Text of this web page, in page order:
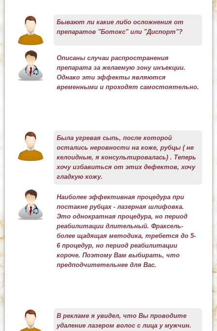
Бывают ли какие либо осложнения от
препаратов "Ботокс" или "Диспорт"?
Описаны случаи распространения
препарата за желаемую зону инъекции.
Однако эти эффекты являются
временными и проходят самостоятельно.
Была угревая сыпь, после которой
остались неровности на коже, рубцы ( не
келоидные, я консультировалась) . Теперь
хочу избавиться от этих дефектов, хочу
гладкую кожу.
Наиболее эффективная процедура при
постакне рубцах - лазерная шлифовка.
Это однократная процедура, но период
реабилитации длительный. Фраксель-
более щадящая методика, требется до 5-
6 процедур, но период реабилитации
короче. Поэтому Вам выбирать, что
предподчитетельнее для Вас.
В рекламе я увидел, что Вы проводите
удаление лазером волос с лица у мужчин.